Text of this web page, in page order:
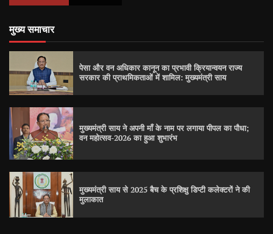
मुख्य समाचार
पेसा और वन अधिकार कानून का प्रभावी क्रियान्वयन राज्य
सरकार की प्राथमिकताओं में शामिल: मुख्यमंत्री साय
मुख्यमंत्री साय ने अपनी माँ के नाम पर लगाया पीपल का पौधा;
वन महोत्सव-2026 का हुआ शुभारंभ
मुख्यमंत्री साय से 2025 बैच के प्रशिक्षु डिप्टी कलेक्टरों ने की
मुलाकात